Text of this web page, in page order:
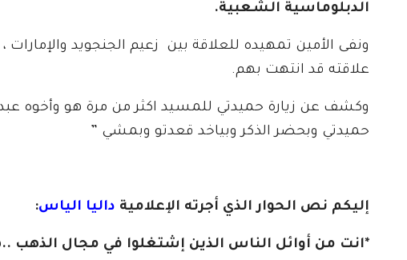
الدبلوماسية الشعبية.
ونفى الأمين تمهيده للعلاقة بين زعيم الجنجويد
علاقته قد انتهت بهم.
وكشف عن زيارة حميدتي للمسيد اكثر من مرة هو وأخوه
حميدتي وبحضر الذكر وبياخد قعدتو وبمشي ”
إليكم نص الحوار الذي أجرته الإعلامية داليا الياس:
*انت من أوائل الناس الذين إشتغلوا في مجال